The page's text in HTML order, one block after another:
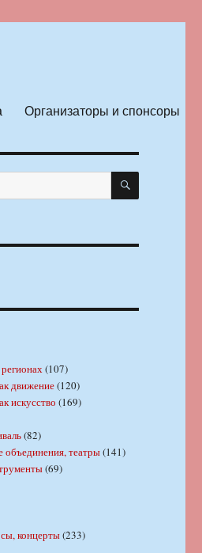
Организаторы и спонсоры
ПОИСК
(107)
движение(120)
искусство (169)
(82)
объединения, театры(141)
(69)
концерты(233)